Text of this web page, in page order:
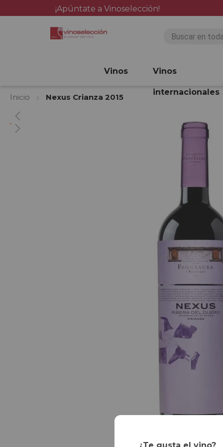
¡Apúntate a Vinoselección!
Vinos Vinos
internacionales
Inicio
Nexus Crianza 2015
Saltar
al